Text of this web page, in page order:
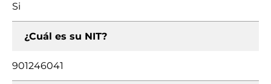
Si
¿Cuál es su NIT?
901246041